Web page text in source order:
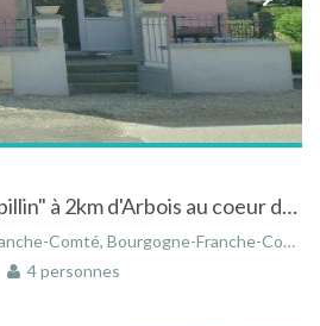
Gîte "Le Relais de Pupillin" à 2km d'Arbois au coeur du vignoble Jurassien
Comté, Bourgogne-Franche-Comté, France
4 personnes